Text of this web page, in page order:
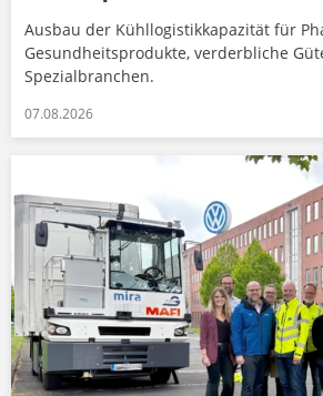
Ausbau der Kühllogistikkapazität für
Gesundheitsprodukte, verderbliche
Spezialbranchen.
07.08.2026